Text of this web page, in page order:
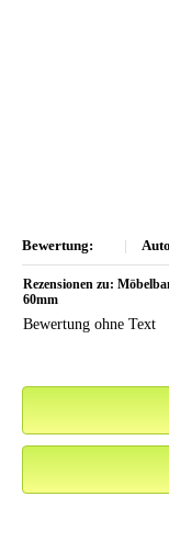
Bewertung: |
Rezensionen zu:
60mm
Bewertung ohne Text